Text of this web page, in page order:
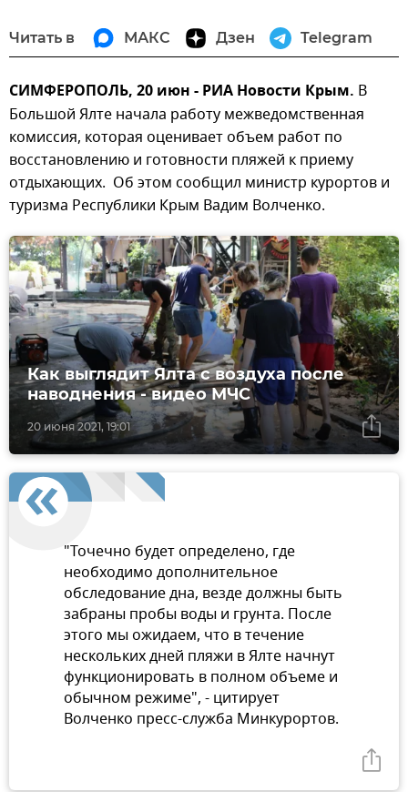
Читать в МАКС Дзен Telegram
СИМФЕРОПОЛЬ, 20 июн - РИА Новости Крым. В
Большой Ялте начала работу межведомственная
комиссия, которая оценивает объем работ по
восстановлению и готовности пляжей к приему
отдыхающих. Об этом сообщил министр курортов и
туризма Республики Крым Вадим Волченко.
20 июня 2021, 19:01
Как выглядит Ялта с воздуха после
наводнения - видео МЧС
"Точечно будет определено, где
необходимо дополнительное
обследование дна, везде должны быть
забраны пробы воды и грунта. После
этого мы ожидаем, что в течение
нескольких дней пляжи в Ялте начнут
функционировать в полном объеме и
обычном режиме", - цитирует
Волченко пресс-служба Минкурортов.